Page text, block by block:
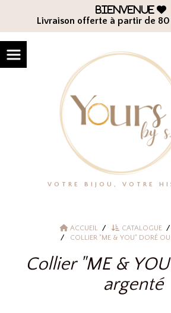
Bienvenue 
Livraison offerte à partir de 80
VOTRE BIJOU, VOTRE
ACCUEIL CATALOGUE
COLLIER "ME & YOU" DORÉ OU
Collier "ME &
argenté
Panneau de gestion des cookies